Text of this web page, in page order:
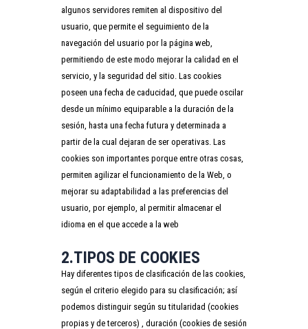
algunos servidores remiten al dispositivo del
usuario, que permite el seguimiento de la
navegación del usuario por la página web,
permitiendo de este modo mejorar la calidad en el
servicio, y la seguridad del sitio. Las cookies
poseen una fecha de caducidad, que puede oscilar
desde un mínimo equiparable a la duración de la
sesión, hasta una fecha futura y determinada a
partir de la cual dejaran de ser operativas. Las
cookies son importantes porque entre otras cosas,
permiten agilizar el funcionamiento de la Web, o
mejorar su adaptabilidad a las preferencias del
usuario, por ejemplo, al permitir almacenar el
idioma en el que accede a la web
2.TIPOS DE COOKIES
Hay diferentes tipos de clasificación de las cookies,
según el criterio elegido para su clasificación; así
podemos distinguir según su titularidad (cookies
propias y de terceros) , duración (cookies de sesión